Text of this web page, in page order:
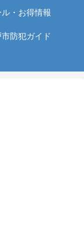
ル・お得情報
防犯ガイド